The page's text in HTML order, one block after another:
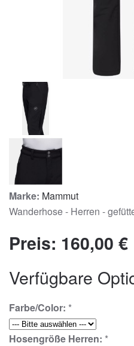
Marke: Mammut
Wanderhose - Herren -
Preis: 160,00 €
Verfügbare
Farbe/Color: *
Hosengröße Herren: *